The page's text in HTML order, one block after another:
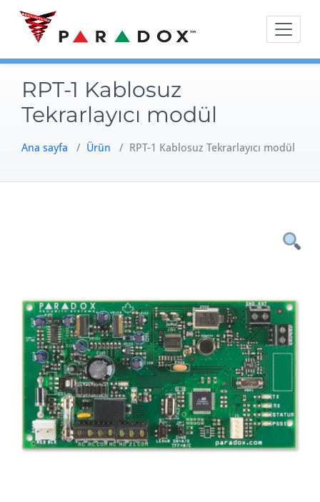
Skip
content
RPT-1 Kablosuz
Tekrarlayıcı modül
Ana sayfa / Ürün / RPT-1 Kablosuz Tekrarlayıcı modül